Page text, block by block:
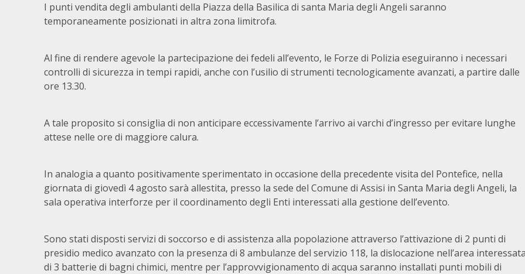
I punti vendita degli ambulanti della Piazza della Basilica di santa Maria degli Angeli saranno
temporaneamente posizionati in altra zona limitrofa.
Al fine di rendere agevole la partecipazione dei fedeli all’evento, le Forze di Polizia eseguiranno i necessari
controlli di sicurezza in tempi rapidi, anche con l’usilio di strumenti tecnologicamente avanzati, a partire dalle
ore 13.30.
A tale proposito si consiglia di non anticipare eccessivamente l’arrivo ai varchi d’ingresso per evitare lunghe
attese nelle ore di maggiore calura.
In analogia a quanto positivamente sperimentato in occasione della precedente visita del Pontefice, nella
giornata di giovedì 4 agosto sarà allestita, presso la sede del Comune di Assisi in Santa Maria degli Angeli, la
sala operativa interforze per il coordinamento degli Enti interessati alla gestione dell’evento.
Sono stati disposti servizi di soccorso e di assistenza alla popolazione attraverso l’attivazione di 2 punti di
presidio medico avanzato con la presenza di 8 ambulanze del servizio 118, la dislocazione nell’area
di 3 batterie di bagni chimici, mentre per l’approvvigionamento di acqua saranno installati punti mobili di